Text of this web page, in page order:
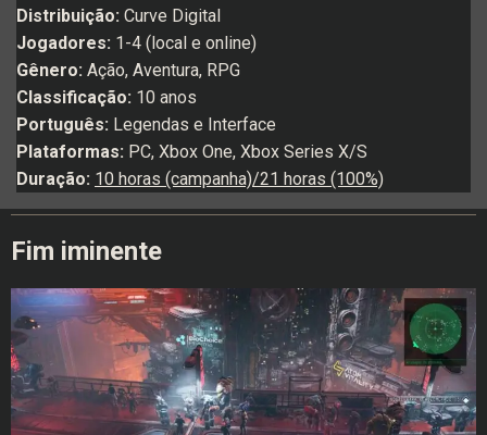
Distribuição: Curve Digital
Jogadores: 1-4 (local e online)
Gênero: Ação, Aventura, RPG
Classificação: 10 anos
Português: Legendas e Interface
Plataformas: PC, Xbox One, Xbox Series X/S
Duração: 10 horas (campanha)/21 horas (100%)
Fim iminente